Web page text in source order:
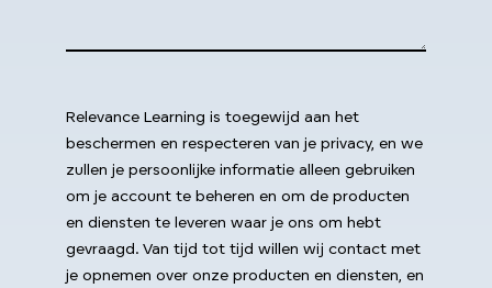
Relevance Learning is toegewijd aan het
beschermen en respecteren van je privacy, en we
zullen je persoonlijke informatie alleen gebruiken
om je account te beheren en om de producten
en diensten te leveren waar je ons om hebt
gevraagd. Van tijd tot tijd willen wij contact met
je opnemen over onze producten en diensten, en